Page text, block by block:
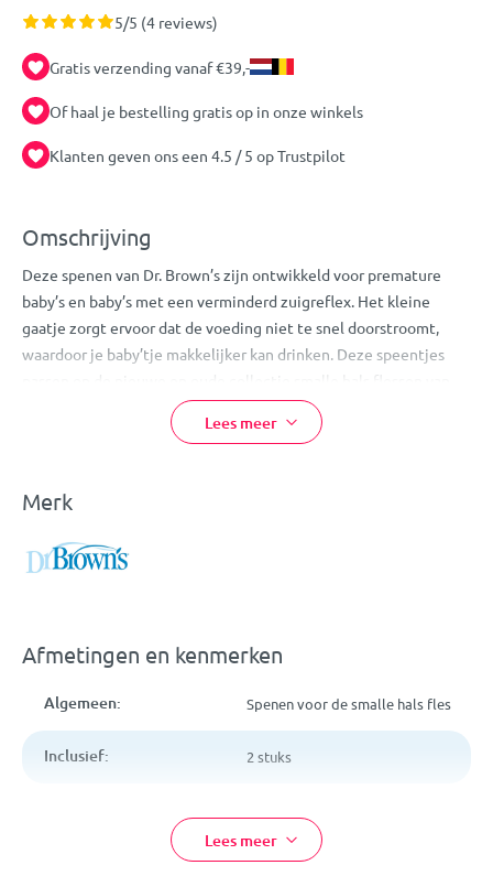
5/5 (4 reviews)
Gratis verzending vanaf €39,-
Of haal je bestelling gratis op in onze winkels
Klanten geven ons een 4.5 / 5 op Trustpilot
Omschrijving
Deze spenen van Dr. Brown’s zijn ontwikkeld voor premature
baby’s en baby’s met een verminderd zuigreflex. Het kleine
gaatje zorgt ervoor dat de voeding niet te snel doorstroomt,
waardoor je baby’tje makkelijker kan drinken. Deze speentjes
passen op de nieuwe en oude collectie smalle hals flessen van
Ook voor baby’s met een verminderd zuigreflex
Past op Dr. Brown’s prematuur-, en smalle halsflessen
Per 2 stuks verpakt
Lees meer
Merk
Afmetingen en kenmerken
Algemeen: Spenen voor de smalle hals fles
Inclusief: 2 stuks
Transparant
Lees meer